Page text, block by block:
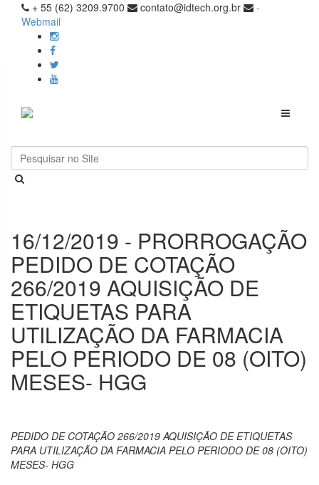
+ 55 (62) 3209.9700 contato@idtech.org.br
-
Webmail
Toggle
16/12/2019 - PRORROGAÇÃO
PEDIDO DE COTAÇÃO
266/2019 AQUISIÇÃO DE
ETIQUETAS PARA
UTILIZAÇÃO DA FARMACIA
PELO PERIODO DE 08 (OITO)
MESES- HGG
PEDIDO DE COTAÇÃO 266/2019 AQUISIÇÃO DE ETIQUETAS
PARA UTILIZAÇÃO DA FARMACIA PELO PERIODO DE 08 (OITO)
MESES- HGG